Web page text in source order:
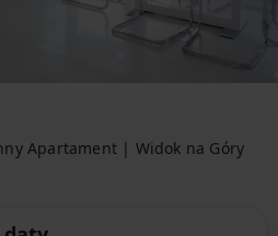
Apartament | Widok na Góry